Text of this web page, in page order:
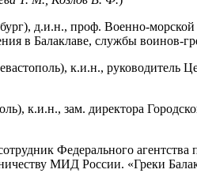
д.и.н., проф. Военно-
в Балаклаве, службы воинов-
к.и.н., руководитель
к.и.н., зам. директора
Федерального
МИД России. «Греки